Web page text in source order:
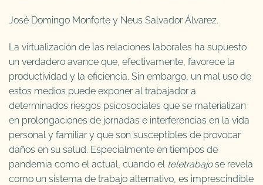
José Domingo Monforte y Neus Salvador Álvarez.
La virtualización de las relaciones laborales ha supuesto
un verdadero avance que, efectivamente, favorece la
productividad y la eficiencia. Sin embargo, un mal uso de
estos medios puede exponer al trabajador a
determinados riesgos psicosociales que se materializan
en prolongaciones de jornadas e interferencias en la vida
personal y familiar y que son susceptibles de provocar
daños en su salud. Especialmente en tiempos de
pandemia como el actual, cuando el teletrabajose revela
como un sistema de trabajo alternativo, es imprescindible